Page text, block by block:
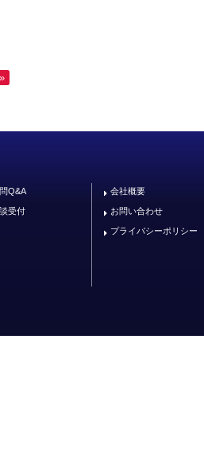
Q&A
受付
会社概要
お問い合わせ
プライバシーポリシー